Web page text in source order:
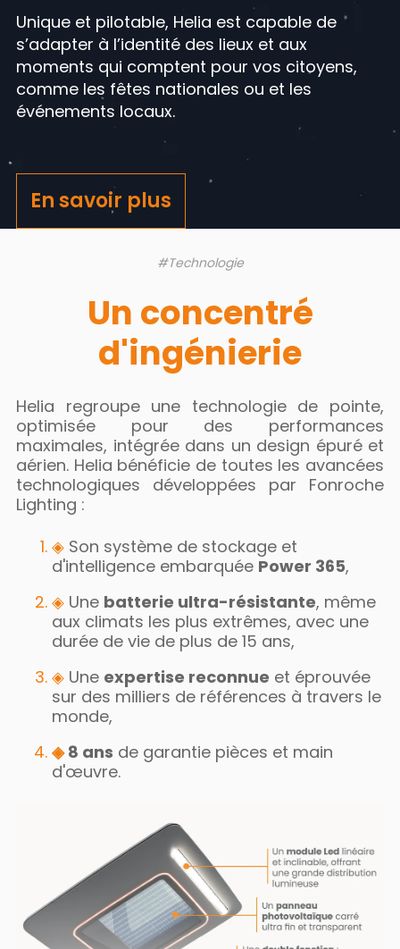
Unique et pilotable, Helia est capable de
s’adapter à l’identité des lieux et aux
moments qui comptent pour vos citoyens,
comme les fêtes nationales ou et les
événements locaux.
En savoir plus
#Technologie
Un concentré
d'ingénierie
Helia regroupe une technologie de pointe,
optimisée pour des performances
maximales, intégrée dans un design épuré et
aérien. Helia bénéficie de toutes les avancées
technologiques développées par Fonroche
Lighting :
◈ Son système de stockage et
d'intelligence embarquée Power 365,
◈ ​Une batterie ultra-résistante, même
aux climats les plus extrêmes, avec une
durée de vie de plus de 15 ans,
◈ Une expertise reconnue et éprouvée
sur des milliers de références à travers le
monde,
◈8 ans de garantie pièces et main
d'œuvre.